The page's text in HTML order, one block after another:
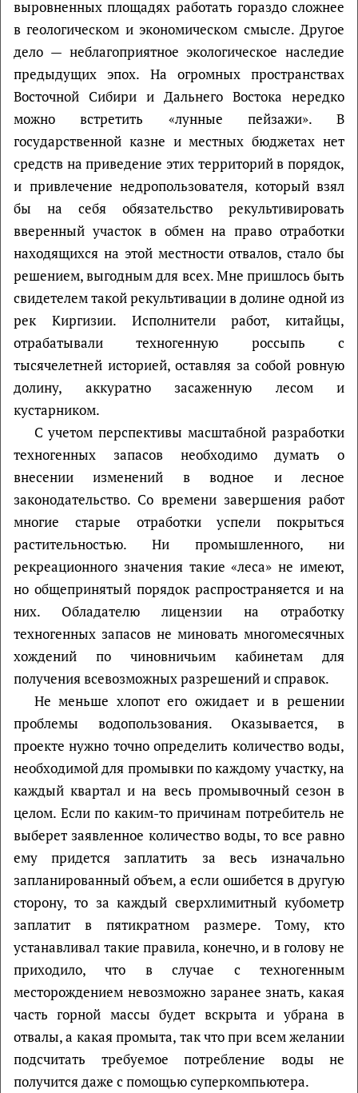
выровненных площадях работать гораздо сложнее
в геологическом и экономическом смысле. Другое
дело — неблагоприятное экологическое наследие
предыдущих эпох. На огромных пространствах
Восточной Сибири и Дальнего Востока нередко
можно встретить «лунные пейзажи». В
государственной казне и местных бюджетах нет
средств на приведение этих территорий в порядок,
и привлечение недропользователя, который взял
бы на себя обязательство рекультивировать
вверенный участок в обмен на право отработки
находящихся на этой местности отвалов, стало бы
решением, выгодным для всех. Мне пришлось быть
свидетелем такой рекультивации в долине одной из
рек Киргизии. Исполнители работ, китайцы,
отрабатывали техногенную россыпь с
тысячелетней историей, оставляя за собой ровную
долину, аккуратно засаженную лесом и
кустарником.
С учетом перспективы масштабной разработки
техногенных запасов необходимо думать о
внесении изменений в водное и лесное
законодательство. Со времени завершения работ
многие старые отработки успели покрыться
растительностью. Ни промышленного, ни
рекреационного значения такие «леса» не имеют,
но общепринятый порядок распространяется и на
них. Обладателю лицензии на отработку
техногенных запасов не миновать многомесячных
хождений по чиновничьим кабинетам для
получения всевозможных разрешений и справок.
Не меньше хлопот его ожидает и в решении
проблемы водопользования. Оказывается, в
проекте нужно точно определить количество воды,
необходимой для промывки по каждому участку, на
каждый квартал и на весь промывочный сезон в
целом. Если по каким-то причинам потребитель не
выберет заявленное количество воды, то все равно
ему придется заплатить за весь изначально
запланированный объем, а если ошибется в другую
сторону, то за каждый сверхлимитный кубометр
заплатит в пятикратном размере. Тому, кто
устанавливал такие правила, конечно, и в голову не
приходило, что в случае с техногенным
месторождением невозможно заранее знать, какая
часть горной массы будет вскрыта и убрана в
отвалы, а какая промыта, так что при всем желании
подсчитать требуемое потребление воды не
получится даже с помощью суперкомпьютера.